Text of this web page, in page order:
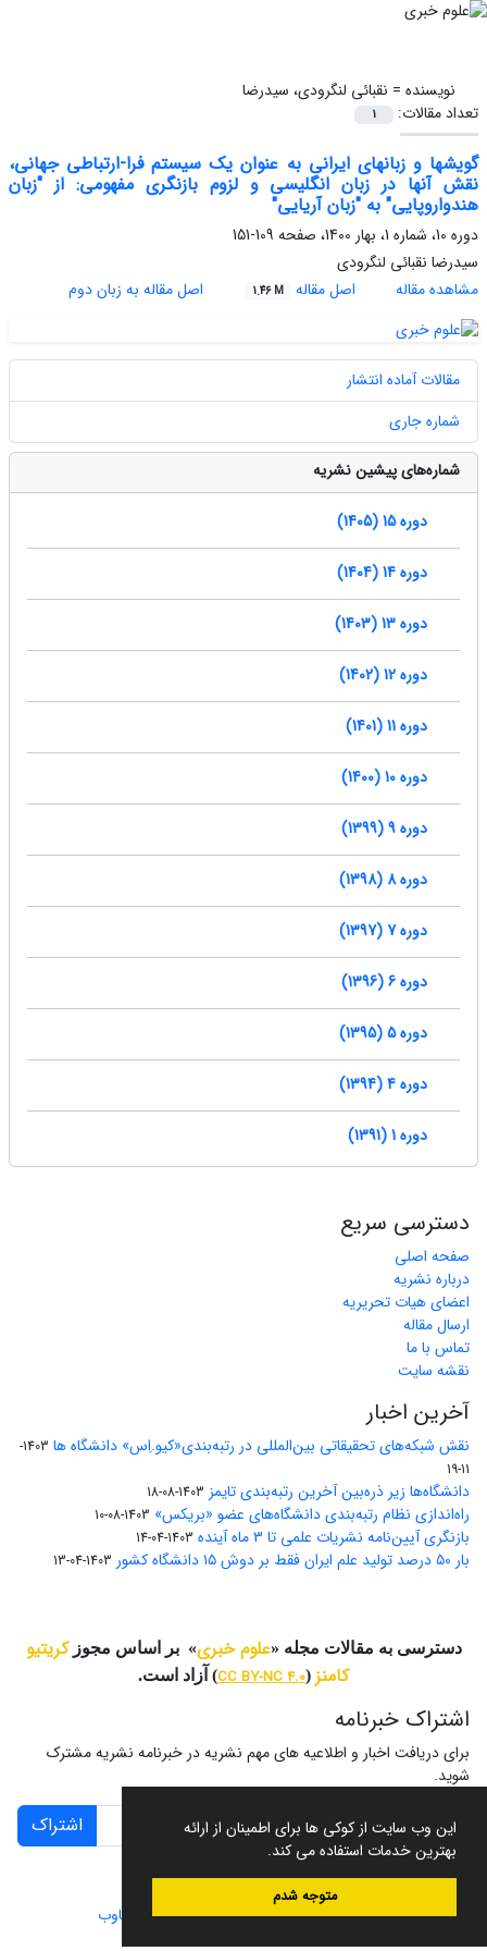
این وب سایت از کوکی ها برای اطمینان از ارائه
بهترین خدمات استفاده می کند.
متوجه شدم
نویسنده = نقبائی لنگرودی، سیدرضا
تعداد مقالات:
1
گویشها و زبانهای ایرانی به عنوان یک سیستم فرا-ارتباطی جهانی،
نقش آنها در زبان انگلیسی و لزوم بازنگری مفهومی: از "زبان
هندواروپایی" به "زبان آریایی"
دوره 10، شماره 1، بهار 1400، صفحه
109-151
سیدرضا نقبائی لنگرودی
مشاهده مقاله
اصل مقاله 1.46 M اصل مقاله به زبان دوم
مقالات آماده انتشار
شماره جاری
شماره‌های پیشین نشریه
دوره 15 (1405)
دوره 14 (1404)
دوره 13 (1403)
دوره 12 (1402)
دوره 11 (1401)
دوره 10 (1400)
دوره 9 (1399)
دوره 8 (1398)
دوره 7 (1397)
دوره 6 (1396)
دوره 5 (1395)
دوره 4 (1394)
دوره 1 (1391)
دسترسی سریع
صفحه اصلی
درباره نشریه
اعضای هیات تحریریه
ارسال مقاله
تماس با ما
نقشه سایت
آخرین اخبار
نقش شبکه‌های تحقیقاتی بین‌المللی در رتبه‌بندی«کیو.اِس» دانشگاه ها
1403-
11-19
دانشگاه‌ها زیر ذره‌بین آخرین رتبه‌بندی تایمز 1403-08-18
راه‌اندازی نظام رتبه‌بندی دانشگاه‌‌های عضو «بریکس» 1403-08-10
بازنگری آیین‌نامه نشریات علمی تا ۳ ماه آینده 1403-04-14
بار ۵۰ درصد تولید علم ایران فقط بر دوش ۱۵ دانشگاه کشور 1403-04-13
دسترسی به مقالات مجله «علوم خبری» بر اساس مجوزکریتیو
کامنز (
CC BY-NC 4.0) آزاد است.
اشتراک خبرنامه
برای دریافت اخبار و اطلاعیه های مهم نشریه در خبرنامه نشریه مشترک
شوید.
اشتراک
سامانه مدیریت نشریات علمی.طراحی و پیاده سازی از سیناوب